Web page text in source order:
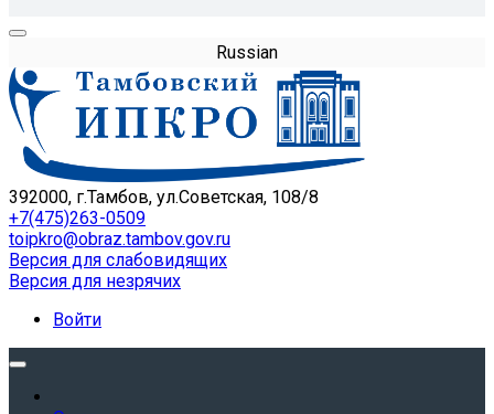
Russian
392000, г.Тамбов, ул.Советская, 108/8
+7(475)263-0509
toipkro@obraz.tambov.gov.ru
Версия для слабовидящих
Версия для незрячих
Войти